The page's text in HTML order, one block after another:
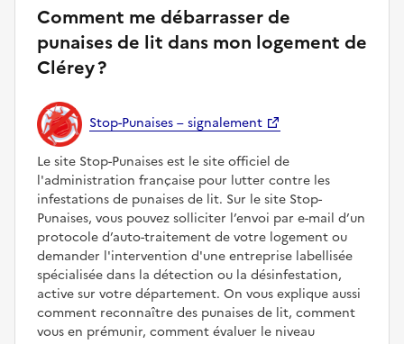
Comment me débarrasser de
punaises de lit dans mon logement de
Clérey ?
Stop-Punaises – signalement
Le site Stop-Punaises est le site officiel de
l'administration française pour lutter contre les
infestations de punaises de lit. Sur le site Stop-
Punaises, vous pouvez solliciter l’envoi par e-mail d’un
protocole d’auto-traitement de votre logement ou
demander l'intervention d'une entreprise labellisée
spécialisée dans la détection ou la désinfestation,
active sur votre département. On vous explique aussi
comment reconnaître des punaises de lit, comment
vous en prémunir, comment évaluer le niveau